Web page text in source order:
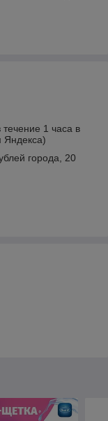
течение 1 часа в
Яндекса)
города, 20